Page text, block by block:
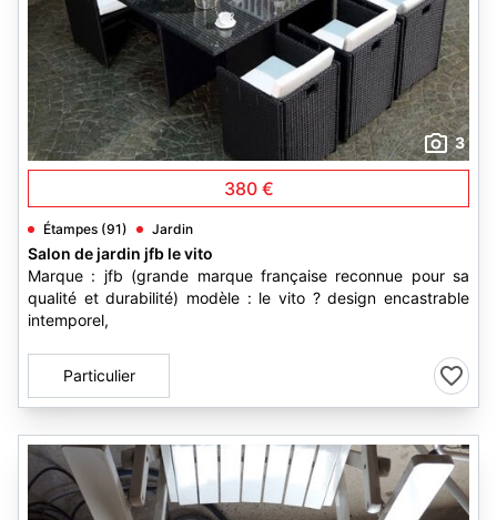
3
380 €
Étampes (91) Jardin
Salon de jardin jfb le vito
Marque : jfb (grande marque française reconnue pour sa
qualité et durabilité) modèle : le vito ? design encastrable
intemporel,
Particulier